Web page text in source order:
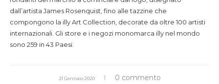
dall’artista James Rosenquist, fino alle tazzine che
compongono la illy Art Collection, decorate da oltre 100 artisti
internazionali. Gli store e i negozi monomarca illy nel mondo
sono 259 in 43 Paesi.
21 Gennaio 2020 0 commento